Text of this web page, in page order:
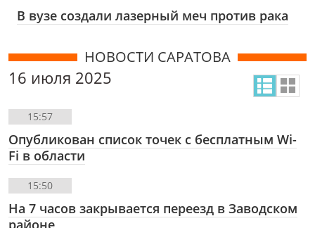
В вузе создали лазерный меч против рака
НОВОСТИ САРАТОВА
16 июля 2025
15:57
Опубликован список точек с бесплатным Wi-
Fi в области
15:50
На 7 часов закрывается переезд в Заводском
районе